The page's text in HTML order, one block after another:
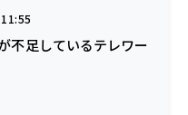
不足しているテレワー